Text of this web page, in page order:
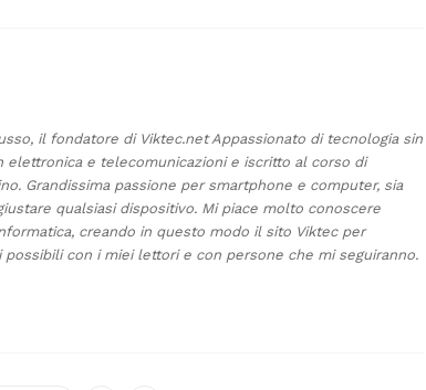
il fondatore di Viktec.net Appassionato di tecnologia sin
elettronica e telecomunicazioni e iscritto al corso di
Grandissima passione per smartphone e computer, sia
qualsiasi dispositivo. Mi piace molto conoscere
creando in questo modo il sito Viktec per
con i miei lettori e con persone che mi seguiranno.